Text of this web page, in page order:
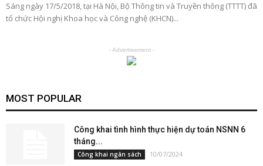
Sáng ngày 17/5/2018, tại Hà Nội, Bộ Thông tin và Truyền thông (TTTT) đã
tổ chức Hội nghị Khoa học và Công nghệ (KHCN)...
- Advertisement -
MOST POPULAR
Công khai tình hình thực hiện dự toán NSNN 6
tháng...
Công khai ngân sách 10/07/2024